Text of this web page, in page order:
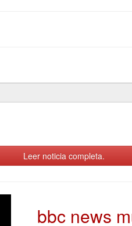
Leer noticia completa.
bbc news